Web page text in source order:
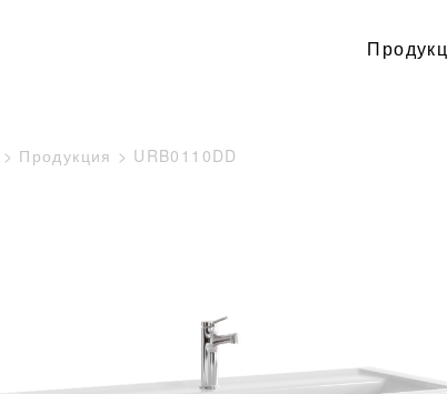
Продукция URB0110DD